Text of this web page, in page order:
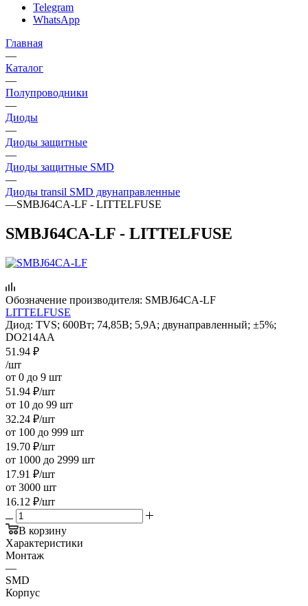
Telegram
WhatsApp
Главная
—
Каталог
—
Полупроводники
—
Диоды
—
Диоды защитные
—
Диоды защитные SMD
—
Диоды transil SMD двунаправленные
—SMBJ64CA-LF - LITTELFUSE
SMBJ64CA-LF - LITTELFUSE
Обозначение производителя: SMBJ64CA-LF
LITTELFUSE
Диод: TVS; 600Вт; 74,85В; 5,9А; двунаправленный; ±5%;
DO214AA
51.94 ₽
/шт
от 0 до 9 шт
51.94 ₽/шт
от 10 до 99 шт
32.24 ₽/шт
от 100 до 999 шт
19.70 ₽/шт
от 1000 до 2999 шт
17.91 ₽/шт
от 3000 шт
16.12 ₽/шт
В корзину
Характеристики
Монтаж
—
SMD
Корпус